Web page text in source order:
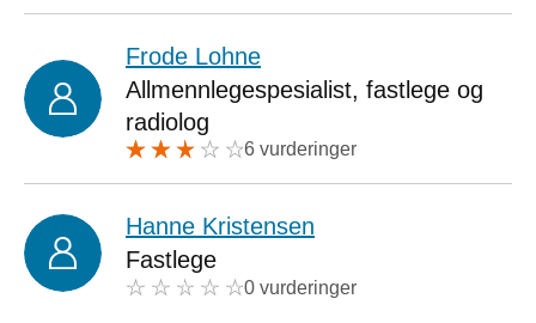
Frode Lohne
Allmennlegespesialist, fastlege og
radiolog
6 vurderinger
Hanne Kristensen
Fastlege
0 vurderinger